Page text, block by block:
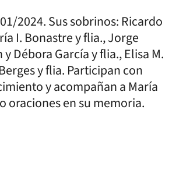
2024. Sus sobrinos: Ricardo
I. Bonastre y flia., Jorge
Débora García y flia., Elisa M.
y flia. Participan con
y acompañan a María
oraciones en su memoria.